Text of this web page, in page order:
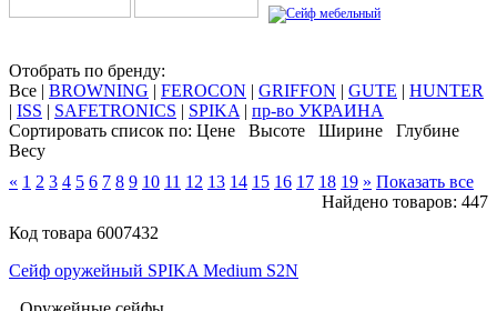
Отобрать по бренду:
Все | BROWNING | FEROCON | GRIFFON | GUTE | HUNTER
| ISS | SAFETRONICS | SPIKA | пр-во УКРАИНА
Сортировать список по: Цене Высоте Ширине
Глубине
Весу
« 1 2 3 4 5 6 7 8 9 10 11 12 13 14 15 16 17 18 19 » Показать все
Найдено товаров: 447
Код товара 6007432
Сейф оружейный SPIKA Medium S2N